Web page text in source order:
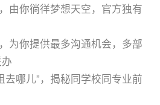
由你徜徉梦想天空，官方独有
为你提供最多沟通机会，多部
去哪儿”，揭秘同学校同专业前